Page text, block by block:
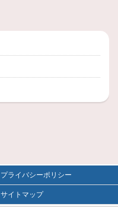
プライバシーポリシー
サイトマップ